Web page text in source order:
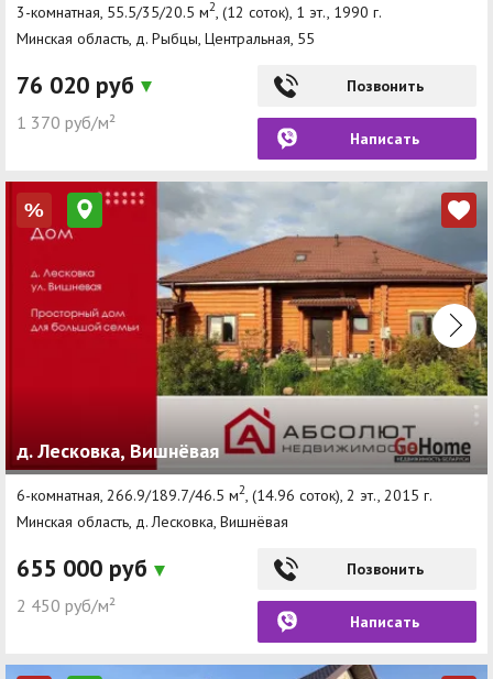
3-комнатная, 55.5/35/20.5 м2, (12 соток), 1 эт., 1990 г.
Минская область, д. Рыбцы, Центральная, 55
76 020 руб
1 370 руб/м²
Позвонить
Написать
%
д. Лесковка, Вишнёвая
6-комнатная, 266.9/189.7/46.5 м2, (14.96 соток), 2 эт., 2015 г.
Минская область, д. Лесковка, Вишнёвая
655 000 руб
2 450 руб/м²
Позвонить
Написать